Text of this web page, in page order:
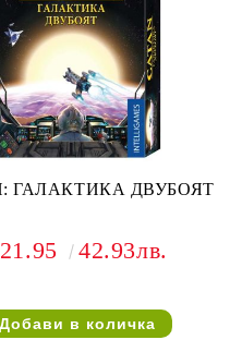
ГАЛАКТИКА ДВУБОЯТ
42.93лв.